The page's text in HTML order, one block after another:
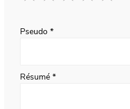
Pseudo
Résumé